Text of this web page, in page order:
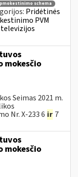
schema
Pridėtinės
PVM
mokesčio
Seimas 2021 m.
Nr. X-233 6 ir 7
mokesčio